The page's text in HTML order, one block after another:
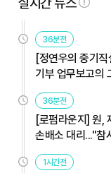
36분전
[정연우의 중기
기부 업무보고의
36분전
[로펌라운지] 원,
손배소 대리..."참
1시간전